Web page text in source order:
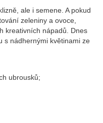
ale i semene. A pokud
zeleniny a ovoce,
kreativních nápadů. Dnes
s nádhernými květinami ze
ubrousků;